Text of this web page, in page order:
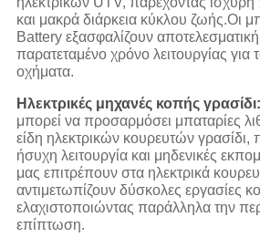
και μακρά διάρκεια κύκλου ζωής.Οι
Battery εξασφαλίζουν αποτελεσματική
παρατεταμένο χρόνο λειτουργίας για
οχήματα.
Ηλεκτρικές μηχανές κοπής γρασίδι:
μπορεί να προσαρμόσει μπαταρίες
είδη ηλεκτρικών κουρευτών γρασίδι,
ήσυχη λειτουργία και μηδενικές
μας επιτρέπουν στα ηλεκτρικά
αντιμετωπίζουν δύσκολες εργασίες
ελαχιστοποιώντας παράλληλα την
επίπτωση.